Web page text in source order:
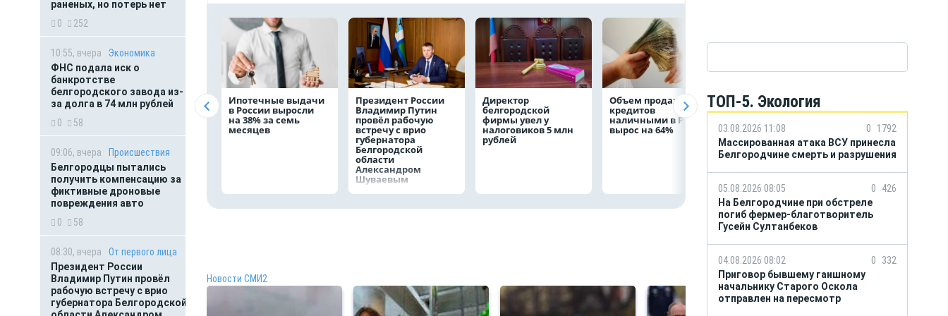
раненых, но потерь нет
0
252
10:55, вчера
Экономика
ФНС подала иск о
банкротстве
белгородского завода из-
за долга в 74 млн рублей
0
58
09:06, вчера
Происшествия
Белгородцы пытались
получить компенсацию за
фиктивные дроновые
повреждения авто
0
58
08:30, вчера
От первого лица
Президент России
Владимир Путин провёл
рабочую встречу с врио
губернатора Белгородской
Ипотечные выдачи
в России выросли
на 38% за семь
месяцев
Президент России
Владимир Путин
провёл рабочую
встречу с врио
губернатора
Белгородской
области
Александром
Шуваевым
Директор
белгородской
фирмы увел у
налоговиков 5 млн
рублей
Объем продаж
кредитов
наличными в России
вырос на 64%
Рефинансирование
кредитов в первом требует с
водоканала 122,8
млн в пользу ФРТ
Новости СМИ2
ТОП-5. Экология
03.08.2026 11:08 0
1792
Массированная атака ВСУ принесла
Белгородчине смерть и разрушения
05.08.2026 08:05 0
426
На Белгородчине при обстреле
погиб фермер-благотворитель
Гусейн Султанбеков
04.08.2026 08:02 0
332
Приговор бывшему гаишному
начальнику Старого Оскола
отправлен на пересмотр